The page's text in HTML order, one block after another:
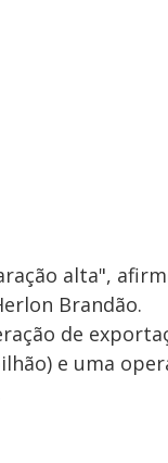
alta",
Brandão.
de
e uma